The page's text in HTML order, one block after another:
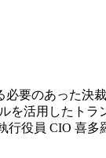
要のあった決
を活用したト
役員 CIO 喜